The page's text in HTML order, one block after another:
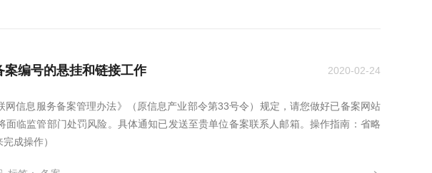
案编号的悬挂和链接工作 2020-02-24
网信息服务备案管理办法》（原信息产业部令第33号令）规定，请您做好已备案网站
临监管部门处罚风险。具体通知已发送至贵单位备案联系人邮箱。操作指南：省略
成操作）